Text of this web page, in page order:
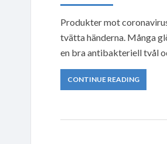
Produkter mot
tvätta händerna. Många
en bra antibakteriell tvål
CONTINUE READING